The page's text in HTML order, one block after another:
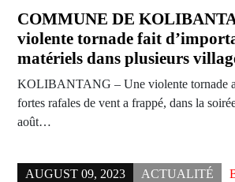
COMMUNE DE
violente tornade fait
matériels dans plusieurs
KOLIBANTANG – Une violente tornade
fortes rafales de vent a frappé, dans la
août…
AUGUST 09, 2023 ACTUALITÉ